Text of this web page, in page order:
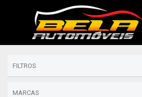
FILTROS
MARCAS